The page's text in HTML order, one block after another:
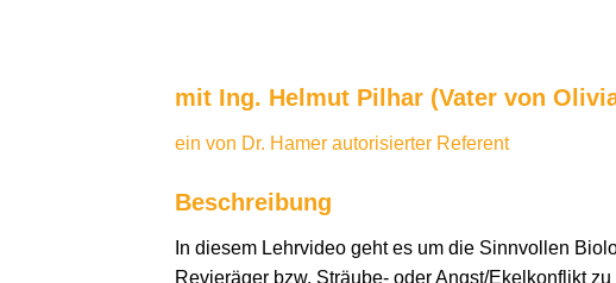
mit Ing. Helmut Pilhar (Vater von
ein von Dr. Hamer autorisierter Referent
Beschreibung
In diesem Lehrvideo geht es um die Sinnvollen
Revieräger bzw. Sträube- oder Angst/Ekelkonflikt